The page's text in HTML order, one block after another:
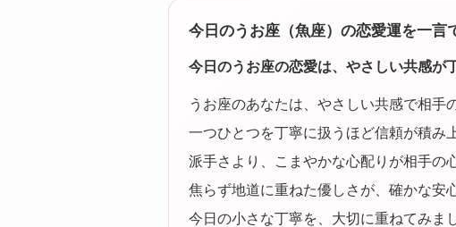
今日のうお座（魚座）の恋愛運を一言
今日のうお座の恋愛は、やさしい共感が
うお座のあなたは、やさしい共感で相手
一つひとつを丁寧に扱うほど信頼が積み
派手さより、こまやかな心配りが相手の
焦らず地道に重ねた優しさが、確かな安
今日の小さな丁寧を、大切に重ねてみま